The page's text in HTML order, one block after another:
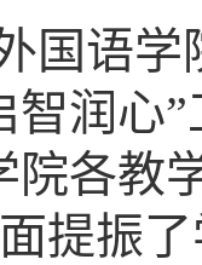
国语学
智润心
院各教
提振